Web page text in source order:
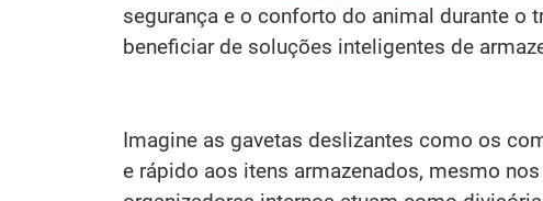
segurança e o conforto do animal durante o
beneficiar de soluções inteligentes de
Imagine as gavetas deslizantes como os
e rápido aos itens armazenados, mesmo